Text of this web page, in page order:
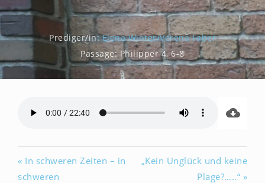
Prediger/in: Elena Winter/Verena Faber
Passage: Philipper 4, 6-8
« In schweren Zeiten – in
schweren
„Kein Unglück und keine
Plage?…..“ »